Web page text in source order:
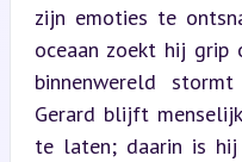
zijn emoties te
oceaan zoekt hij grip
binnenwereld
Gerard blijft
te laten; daarin is hij